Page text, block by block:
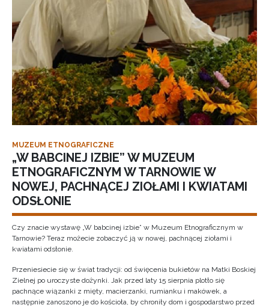
MUZEUM ETNOGRAFICZNE
„W BABCINEJ IZBIE” W MUZEUM
ETNOGRAFICZNYM W TARNOWIE W
NOWEJ, PACHNĄCEJ ZIOŁAMI I KWIATAMI
ODSŁONIE
Czy znacie wystawę „W babcinej izbie” w Muzeum Etnograficznym w
Tarnowie? Teraz możecie zobaczyć ją w nowej, pachnącej ziołami i
kwiatami odsłonie.
Przeniesiecie się w świat tradycji: od święcenia bukietów na Matki Boskiej
Zielnej po uroczyste dożynki. Jak przed laty 15 sierpnia plotło się
pachnące wiązanki z mięty, macierzanki, rumianku i makówek, a
następnie zanoszono je do kościoła, by chroniły dom i gospodarstwo przed